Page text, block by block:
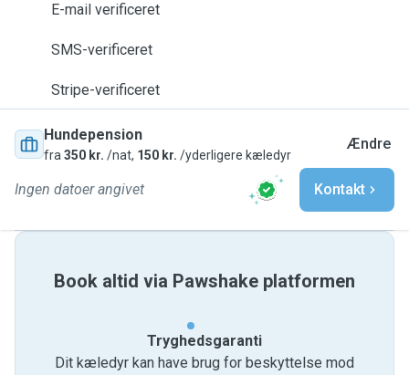
E-mail verificeret
SMS-verificeret
Stripe-verificeret
Hundepension
fra 350 kr. /nat, 150 kr. /yderligere kæledyr
Ændre
Ingen datoer angivet Kontakt
Book altid via Pawshake platformen
Tryghedsgaranti
Dit kæledyr kan have brug for beskyttelse mod